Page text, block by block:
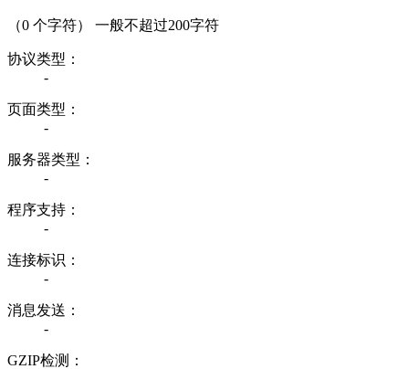
（0 个字符） 一般不超过200字符
协议类型：
-
页面类型：
-
服务器类型：
-
程序支持：
-
连接标识：
-
消息发送：
-
GZIP检测：